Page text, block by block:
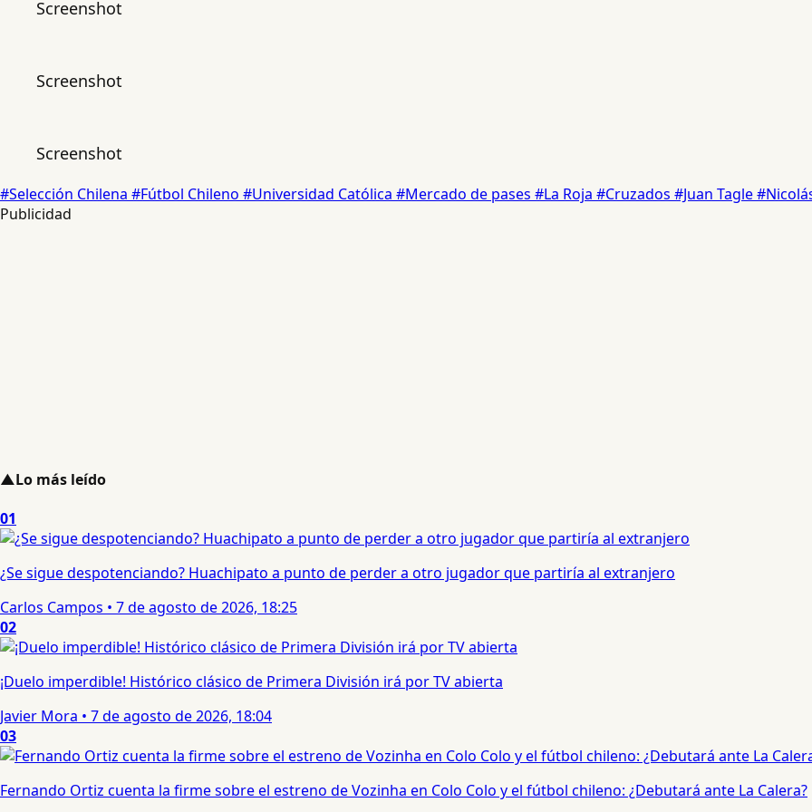
Screenshot
Screenshot
Screenshot
#Selección Chilena #Fútbol Chileno #Universidad Católica #Mercado de pases #La Roja #Cruzados #Juan Tagle
Publicidad
▲Lo más leído
01
¿Se sigue despotenciando? Huachipato a punto de perder a otro jugador que partiría al extranjero
Carlos Campos • 7 de agosto de 2026, 18:25
02
¡Duelo imperdible! Histórico clásico de Primera División irá por TV abierta
Javier Mora • 7 de agosto de 2026, 18:04
03
Fernando Ortiz cuenta la firme sobre el estreno de Vozinha en Colo Colo y el fútbol chileno: ¿Debutará ante La Calera?